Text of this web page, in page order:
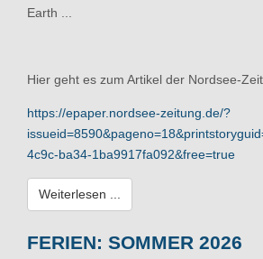
Earth ...
Hier geht es zum Artikel der Nordsee-
https://epaper.nordsee-zeitung.de/?
4c9c-ba34-1ba9917fa092&free=true
Weiterlesen ...
FERIEN: SOMMER 2026